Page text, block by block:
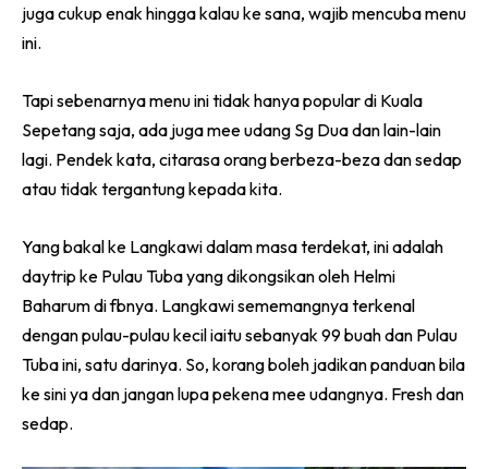
juga cukup enak hingga kalau ke sana, wajib mencuba menu
ini.
Tapi sebenarnya menu ini tidak hanya popular di Kuala
Sepetang saja, ada juga mee udang Sg Dua dan lain-lain
lagi. Pendek kata, citarasa orang berbeza-beza dan sedap
atau tidak tergantung kepada kita.
Yang bakal ke Langkawi dalam masa terdekat, ini adalah
daytrip ke Pulau Tuba yang dikongsikan oleh Helmi
Baharum di fbnya. Langkawi sememangnya terkenal
dengan pulau-pulau kecil iaitu sebanyak 99 buah dan Pulau
Tuba ini, satu darinya. So, korang boleh jadikan panduan bila
ke sini ya dan jangan lupa pekena mee udangnya. Fresh dan
sedap.